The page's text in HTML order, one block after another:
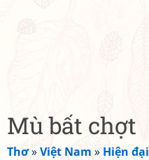
Mù bất chợt
Thơ»Việt Nam » Hiện đại